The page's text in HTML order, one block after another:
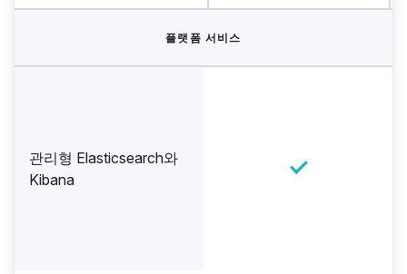
플랫폼 서비스
관리형 Elasticsearch와
Kibana